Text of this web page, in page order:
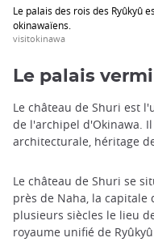
Le palais des rois des Ryûkyû
okinawaïens.
visitokinawa
Le palais
Le château de Shuri est
de l'archipel d'Okinawa.
architecturale, héritage
Le château de Shuri se
près de Naha, la
plusieurs siècles le lieu
royaume unifié de